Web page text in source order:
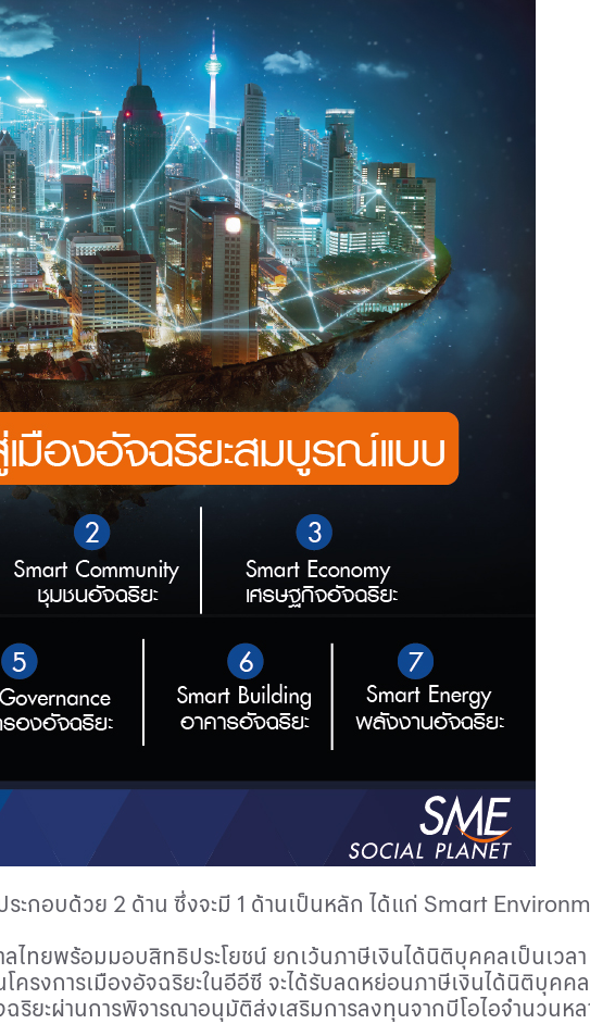
ะกอบด้วย 2 ด้าน ซึ่งจะมี 1 ด้านเป็นหลัก ได้แก่ Smart
ไทยพร้อมมอบสิทธิประโยชน์ ยกเว้นภาษีเงินได้นิติบุคคลเป็นเวล
โครงการเมืองอัจฉริยะในอีอีซี จะได้รับลดหย่อนภาษีเงินได้นิติบุ
ฉริยะผ่านการพิจารณาอนุมัติส่งเสริมการลงทุนจากบีโอไอจำนวนห